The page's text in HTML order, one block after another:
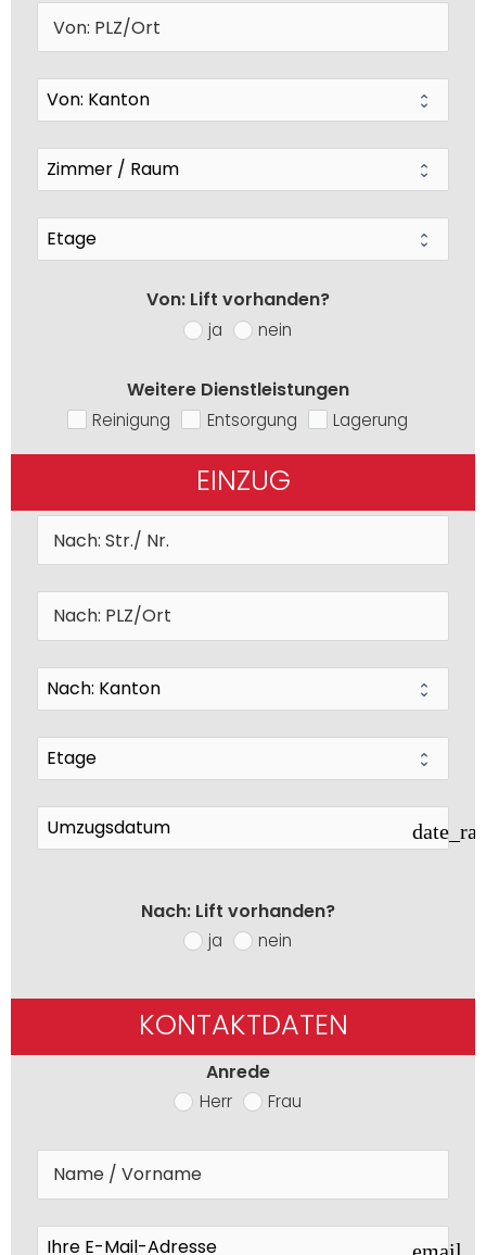
Von: Lift vorhanden?
ja nein
Weitere Dienstleistungen
Reinigung Entsorgung Lagerung
EINZUG
Nach: Lift vorhanden?
ja nein
KONTAKTDATEN
Anrede
Herr Frau